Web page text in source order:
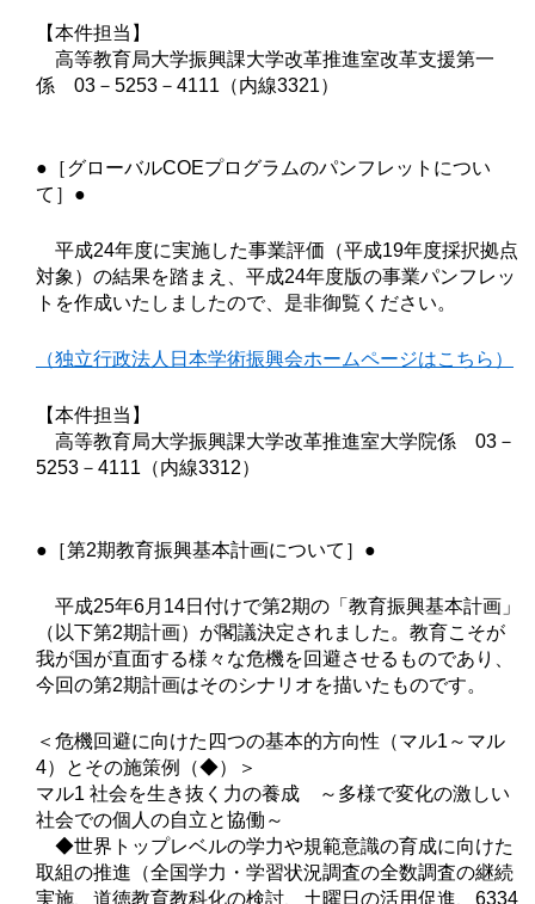
【本件担当】
高等教育局大学振興課大学改革推進室改革支援第一
係 03－5253－4111（内線3321）
●［グローバルCOEプログラムのパンフレットについ
て］●
平成24年度に実施した事業評価（平成19年度採択拠点
対象）の結果を踏まえ、平成24年度版の事業パンフレッ
トを作成いたしましたので、是非御覧ください。
（独立行政法人日本学術振興会ホームページはこちら）
【本件担当】
高等教育局大学振興課大学改革推進室大学院係 03－
5253－4111（内線3312）
●［第2期教育振興基本計画について］●
平成25年6月14日付けで第2期の「教育振興基本計画」
（以下第2期計画）が閣議決定されました。教育こそが
我が国が直面する様々な危機を回避させるものであり、
今回の第2期計画はそのシナリオを描いたものです。
＜危機回避に向けた四つの基本的方向性（マル1～マル
4）とその施策例（◆）＞
マル1 社会を生き抜く力の養成 ～多様で変化の激しい
社会での個人の自立と協働～
◆世界トップレベルの学力や規範意識の育成に向けた
取組の推進（全国学力・学習状況調査の全数調査の継続
実施、道徳教育教科化の検討、土曜日の活用促進、6334